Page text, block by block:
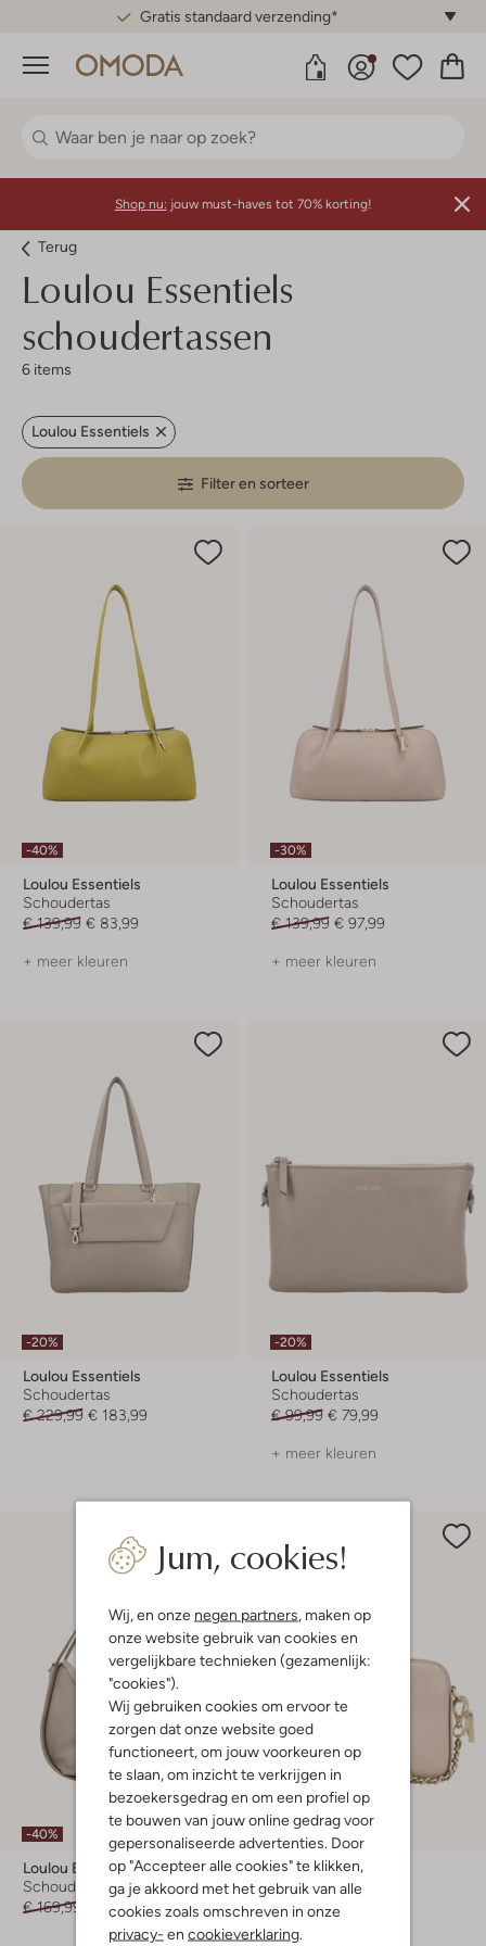
Gratis standaard verzending*
Menu
Jum, cookies!
Wij, en onze negen partners , maken op
onze website gebruik van cookies en
vergelijkbare technieken (gezamenlijk:
"cookies").
Wij gebruiken cookies om ervoor te
zorgen dat onze website goed
functioneert, om jouw voorkeuren op
te slaan, om inzicht te verkrijgen in
bezoekersgedrag en om een profiel op
te bouwen van jouw online gedrag voor
gepersonaliseerde advertenties. Door
op "Accepteer alle cookies" te klikken,
ga je akkoord met het gebruik van alle
cookies zoals omschreven in onze
privacy- en cookieverklaring
Shop nu: jouw must-haves tot 70% korting!
Terug
Loulou Essentiels
schoudertassen
6 items
Loulou Essentiels
Filter en sorteer
-40%
Loulou Essentiels
Schoudertas
€ 139,99 € 83,99
+ meer kleuren
-30%
Loulou Essentiels
Schoudertas
€ 139,99 € 97,99
+ meer kleuren
-20%
Loulou Essentiels
Schoudertas
€ 229,99 € 183,99
-20%
Loulou Essentiels
Schoudertas
€ 99,99 € 79,99
+ meer kleuren
-40%
Loulou Essentiels
Schoudertas
€ 169,99
€ 101,99
-20%
Loulou Essentiels
Schoudertas
€ 129,99 € 103,99